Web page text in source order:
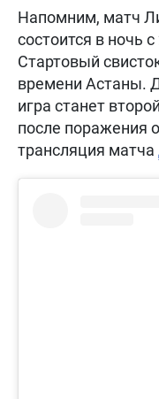
Напомним, матч
состоится в ночь
Стартовый
времени Астаны.
игра станет
после поражения
трансляция матча